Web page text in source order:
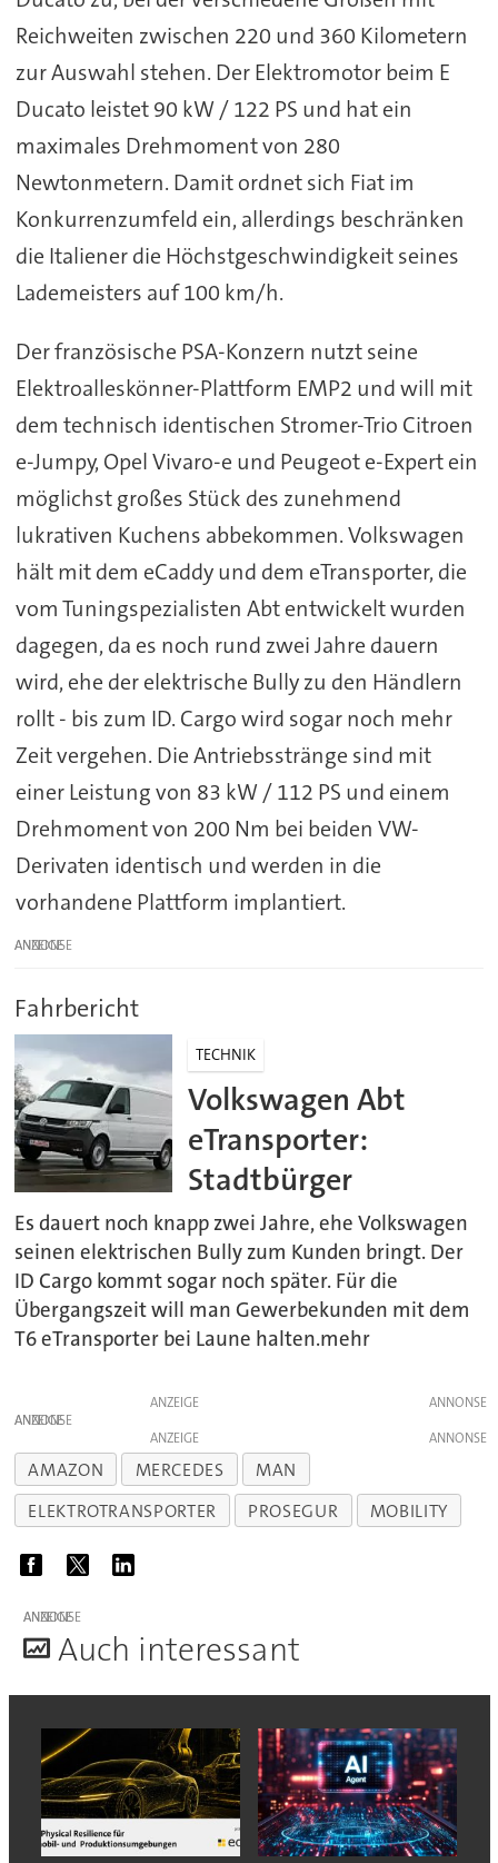
Reichweiten zwischen 220 und 360 Kilometern
zur Auswahl stehen. Der Elektromotor beim E
Ducato leistet 90 kW / 122 PS und hat ein
maximales Drehmoment von 280
Newtonmetern. Damit ordnet sich Fiat im
Konkurrenzumfeld ein, allerdings beschränken
die Italiener die Höchstgeschwindigkeit seines
Lademeisters auf 100 km/h.
Der französische PSA-Konzern nutzt seine
Elektroalleskönner-Plattform EMP2 und will mit
dem technisch identischen Stromer-Trio Citroen
e-Jumpy, Opel Vivaro-e und Peugeot e-Expert ein
möglichst großes Stück des zunehmend
lukrativen Kuchens abbekommen. Volkswagen
hält mit dem eCaddy und dem eTransporter, die
vom Tuningspezialisten Abt entwickelt wurden
dagegen, da es noch rund zwei Jahre dauern
wird, ehe der elektrische Bully zu den Händlern
rollt - bis zum ID. Cargo wird sogar noch mehr
Zeit vergehen. Die Antriebsstränge sind mit
einer Leistung von 83 kW / 112 PS und einem
Drehmoment von 200 Nm bei beiden VW-
Derivaten identisch und werden in die
vorhandene Plattform implantiert.
ANZEIGE
Fahrbericht
TECHNIK
Volkswagen Abt
eTransporter:
Stadtbürger
Es dauert noch knapp zwei Jahre, ehe Volkswagen
seinen elektrischen Bully zum Kunden bringt. Der
ID Cargo kommt sogar noch später. Für die
Übergangszeit will man Gewerbekunden mit dem
T6 eTransporter bei Laune halten.mehr
ANZEIGE
ANZEIGE
ANZEIGE
AMAZON MERCEDES
MAN
ELEKTROTRANSPORTER
PROSEGUR MOBILITY
ANZEIGE
Auch interessant